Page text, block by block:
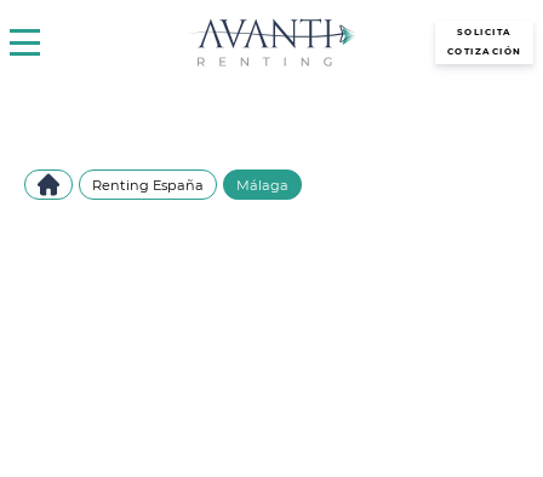
SOLICITA
COTIZACIÓN
Renting España Málaga